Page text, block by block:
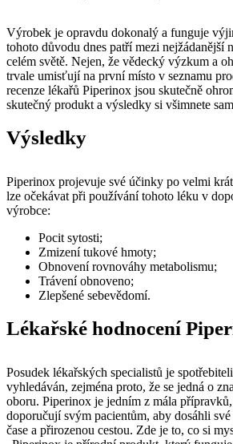
Výrobek je opravdu dokonalý a funguje
tohoto důvodu dnes patří mezi nejžádanější
celém světě. Nejen, že vědecký výzkum a
trvale umisťují na první místo v seznamu
recenze lékařů Piperinox jsou skutečně
skutečný produkt a výsledky si všimnete
Výsledky
Piperinox projevuje své účinky po velmi
lze očekávat při používání tohoto léku v
výrobce:
Pocit sytosti;
Zmizení tukové hmoty;
Obnovení rovnováhy metabolismu;
Trávení obnoveno;
Zlepšené sebevědomí.
Lékařské hodnocení
Posudek lékařských specialistů je
vyhledáván, zejména proto, že se jedná o
oboru. Piperinox je jedním z mála
doporučují svým pacientům, aby dosáhli
čase a přirozenou cestou. Zde je to, co si